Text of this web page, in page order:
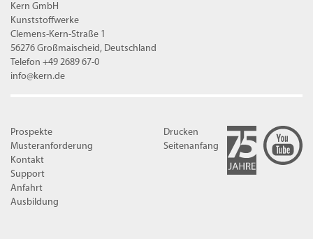
Kern GmbH
Kunststoffwerke
Clemens-Kern-Straße 1
56276 Großmaischeid, Deutschland
Telefon +49 2689 67-0
info@kern.de
Prospekte
Musteranforderung
Kontakt
Support
Anfahrt
Ausbildung
Drucken
Seitenanfang